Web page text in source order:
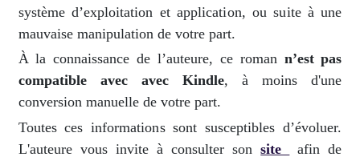
système d’exploitation et application, ou suite à une
mauvaise manipulation de votre part.
À la connaissance de l’auteure, ce roman n’est pas
compatible avec avec Kindle, à moins d'une
conversion manuelle de votre part.
Toutes ces informations sont susceptibles d’évoluer.
L'auteure vous invite à consulter sonsite
afin de